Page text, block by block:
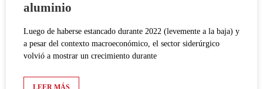
aluminio
Luego de haberse estancado durante 2022 (levemente a la baja) y
a pesar del contexto macroeconómico, el sector siderúrgico
volvió a mostrar un crecimiento durante